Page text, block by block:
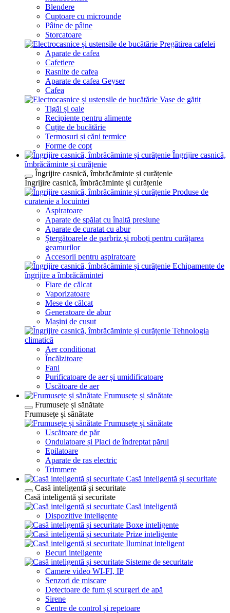
Blendere
Cuptoare cu microunde
Pâine de pâine
Storcatoare
Pregătirea cafelei
Aparate de cafea
Cafetiere
Rasnite de cafea
Aparate de cafea Geyser
Cafea
Vase de gătit
Tigăi și oale
Recipiente pentru alimente
Cuțite de bucătărie
Termosuri și căni termice
Forme de copt
Îngrijire casnică,
îmbrăcăminte și curățenie
Îngrijire casnică, îmbrăcăminte și curățenie
Îngrijire casnică, îmbrăcăminte și curățenie
Produse de
curatenie a locuintei
Aspiratoare
Aparate de spălat cu înaltă presiune
Aparate de curatat cu abur
Ștergătoarele de parbriz și roboți pentru curățarea
geamurilor
Accesorii pentru aspiratoare
Echipamente de
îngrijire a îmbrăcămintei
Fiare de călcat
Vaporizatoare
Mese de călcat
Generatoare de abur
Mașini de cusut
Tehnologia
climatică
Aer conditionat
Încălzitoare
Fani
Purificatoare de aer și umidificatoare
Uscătoare de aer
Frumusețe și sănătate
Frumusețe și sănătate
Frumusețe și sănătate
Frumusețe și sănătate
Uscătoare de păr
Ondulatoare și Placi de îndreptat părul
Epilatoare
Aparate de ras electric
Trimmere
Casă inteligentă și securitate
Casă inteligentă și securitate
Casă inteligentă și securitate
Casă inteligentă
Dispozitive inteligente
Boxe inteligente
Prize inteligente
Iluminat inteligent
Becuri inteligente
Sisteme de securitate
Camere video WI-FI, IP
Senzori de miscare
Detectoare de fum și scurgeri de apă
Sirene
Centre de control și repetoare